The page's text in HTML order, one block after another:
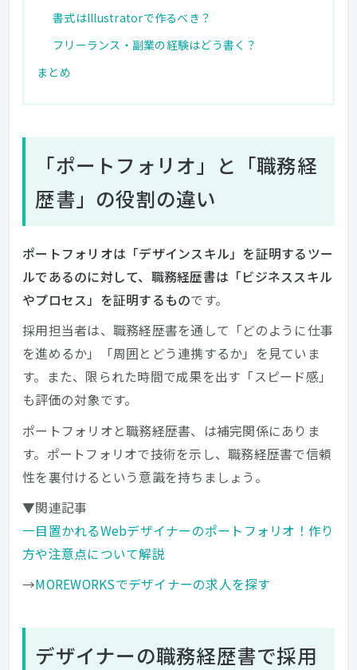
書式はIllustratorで作るべき？
フリーランス・副業の経験はどう書く？
まとめ
「ポートフォリオ」と「職務経
歴書」の役割の違い
ポートフォリオは「デザインスキル」を証明するツー
ルであるのに対して、職務経歴書は「ビジネススキル
やプロセス」を証明するものです。
採用担当者は、職務経歴書を通して「どのように仕事
を進めるか」「周囲とどう連携するか」を見ていま
す。また、限られた時間で成果を出す「スピード感」
も評価の対象です。
ポートフォリオと職務経歴書、は補完関係にありま
す。ポートフォリオで技術を示し、職務経歴書で信頼
性を裏付けるという意識を持ちましょう。
▼関連記事
一目置かれるWebデザイナーのポートフォリオ！作り
方や注意点について解説
→MOREWORKSでデザイナーの求人を探す
デザイナーの職務経歴書で採用